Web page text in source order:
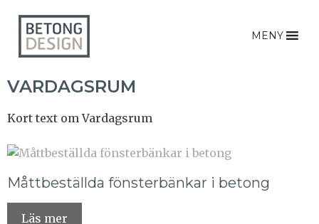
MENY
VARDAGSRUM
Kort text om Vardagsrum
Måttbeställda fönsterbänkar i betong
Läs mer